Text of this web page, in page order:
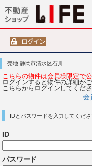
売地 静岡市清水区石川
こちらの物件は会員様限定で公
ログインすると物件の詳細が
こちらからログインしてくださ
会
IDとパスワードを入力してくださ
ID
パスワード